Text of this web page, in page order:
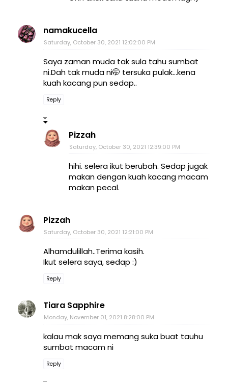
namakucella
Saturday, October 30, 2021 12:02:00 PM
Saya zaman muda tak sula tahu sumbat
ni.Dah tak muda ni🤭 tersuka pulak...kena
kuah kacang pun sedap..
Reply
Pizzah
Saturday, October 30, 2021 12:39:00 PM
hihi. selera ikut berubah. Sedap jugak
makan dengan kuah kacang macam
makan pecal.
Pizzah
Saturday, October 30, 2021 12:21:00 PM
Alhamdulillah..Terima kasih.
Ikut selera saya, sedap :)
Reply
Tiara Sapphire
Monday, November 01, 2021 8:28:00 PM
kalau mak saya memang suka buat tauhu
sumbat macam ni
Reply